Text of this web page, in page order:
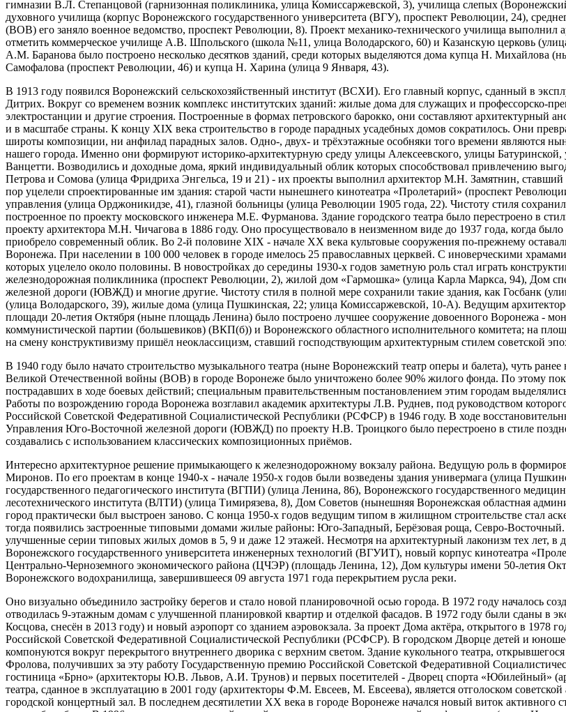
гимназии В.Л. Степанцовой (гарнизонная поликлиника, улица Комиссаржевской, 3), училища слепых
духовного училища (корпус Воронежского государственного университета (ВГУ), проспект Революции, 24),
(ВОВ) его заняло военное ведомство, проспект Революции, 8). Проект механико-технического училища выполнил
отметить коммерческое училище А.В. Шпольского (школа №11, улица Володарского, 60) и Казанскую церковь
А.М. Баранова было построено несколько десятков зданий, среди которых выделяются дома купца Н. Михайлова
Самофалова (проспект Революции, 46) и купца Н. Харина (улица 9 Января, 43).
В 1913 году появился Воронежский сельскохозяйственный институт (ВСХИ). Его главный корпус, сданный в
Дитрих. Вокруг со временем возник комплекс институтских зданий: жилые дома для служащих и профессорско-
электростанции и другие строения. Построенные в формах петровского барокко, они составляют архитектурный
и в масштабе страны. К концу XIX века строительство в городе парадных усадебных домов сократилось. Они
широты композиции, ни анфилад парадных залов. Одно-, двух- и трёхэтажные особняки того времени являются
нашего города. Именно они формируют историко-архитектурную среду улицы Алексеевского, улицы
Ванцетти. Возводились и доходные дома, яркий индивидуальный облик которых способствовал привлечению
Петрова и Сомова (улица Фридриха Энгельса, 19 и 21) - их проекты выполнил архитектор М.Н. Замятнин,
пор уцелели спроектированные им здания: старой части нынешнего кинотеатра «Пролетарий» (проспект
управления (улица Орджоникидзе, 41), глазной больницы (улица Революции 1905 года, 22). Чистоту стиля
построенное по проекту московского инженера М.Е. Фурманова. Здание городского театра было перестроено в
проекту архитектора М.Н. Чичагова в 1886 году. Оно просуществовало в неизменном виде до 1937 года, когда
приобрело современный облик. Во 2-й половине XIX - начале XX века культовые сооружения по-прежнему
Воронежа. При населении в 100 000 человек в городе имелось 25 православных церквей. С иноверческими
которых уцелело около половины. В новостройках до середины 1930-х годов заметную роль стал играть
железнодорожная поликлиника (проспект Революции, 2), жилой дом «Гармошка» (улица Карла Маркса, 94), Дом
железной дороги (ЮВЖД) и многие другие. Чистоту стиля в полной мере сохранили такие здания, как Госбанк
(улица Володарского, 39), жилые дома (улица Пушкинская, 22; улица Комиссаржевской, 10-А). Ведущим
площади 20-летия Октября (ныне площадь Ленина) было построено лучшее сооружение довоенного Воронежа -
коммунистической партии (большевиков) (ВКП(б)) и Воронежского областного исполнительного комитета; на
на смену конструктивизму пришёл неоклассицизм, ставший господствующим архитектурным стилем советской
В 1940 году было начато строительство музыкального театра (ныне Воронежский театр оперы и балета), чуть
Великой Отечественной войны (ВОВ) в городе Воронеже было уничтожено более 90% жилого фонда. По этому
пострадавших в ходе боевых действий; специальным правительственным постановлением этим городам
Работы по возрождению города Воронежа возглавил академик архитектуры Л.В. Руднев, под руководством
Российской Советской Федеративной Социалистической Республики (РСФСР) в 1946 году. В ходе
Управления Юго-Восточной железной дороги (ЮВЖД) по проекту Н.В. Троицкого было перестроено в стиле
создавались с использованием классических композиционных приёмов.
Интересно архитектурное решение примыкающего к железнодорожному вокзалу района. Ведущую роль в
Миронов. По его проектам в конце 1940-х - начале 1950-х годов были возведены здания универмага (улица
государственного педагогического института (ВГПИ) (улица Ленина, 86), Воронежского государственного
лесотехнического института (ВЛТИ) (улица Тимирязева, 8), Дом Советов (нынешняя Воронежская областная
город практически был выстроен заново. С конца 1950-х годов ведущим типом в жилищном строительстве стал
тогда появились застроенные типовыми домами жилые районы: Юго-Западный, Берёзовая роща, Севро-
улучшенные серии типовых жилых домов в 5, 9 и даже 12 этажей. Несмотря на архитектурный лаконизм тех лет,
Воронежского государственного университета инженерных технологий (ВГУИТ), новый корпус кинотеатра
Центрально-Черноземного экономического района (ЦЧЭР) (площадь Ленина, 12), Дом культуры имени 50-летия
Воронежского водохранилища, завершившееся 09 августа 1971 года перекрытием русла реки.
Оно визуально объединило застройку берегов и стало новой планировочной осью города. В 1972 году началось
отводилась 9-этажным домам с улучшенной планировкой квартир и отделкой фасадов. В 1972 году были сданы в
Косцова, снесён в 2013 году) и новый аэропорт со зданием аэровокзала. За проект Дома актёра, открытого в 1978
Российской Советской Федеративной Социалистической Республики (РСФСР). В городском Дворце детей и
компонуются вокруг перекрытого внутреннего дворика с верхним светом. Здание кукольного театра,
Фролова, получивших за эту работу Государственную премию Российской Советской Федеративной
гостиница «Брно» (архитекторы Ю.В. Львов, А.И. Трунов) и первых посетителей - Дворец спорта «Юбилейный»
театра, сданное в эксплуатацию в 2001 году (архитекторы Ф.М. Евсеев, М. Евсеева), является отголоском
городской концертный зал. В последнем десятилетии XX века в городе Воронеже начался новый виток активного